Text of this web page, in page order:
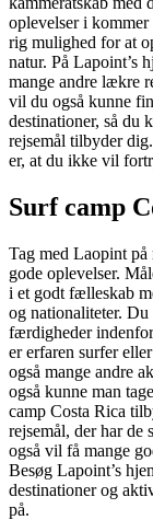
oplevelser i
rig mulighed for at
natur. På Lapoint’s
mange andre lækre
vil du også kunne
destinationer, så du
rejsemål tilbyder
er, at du ikke vil
Surf camp
Tag med Laopint på
gode oplevelser.
i et godt fælleskab
og nationaliteter.
færdigheder
er erfaren surfer
også mange andre
også kunne man
camp Costa Rica
rejsemål, der har de
også vil få mange
Besøg Lapoint’s
destinationer og
på.